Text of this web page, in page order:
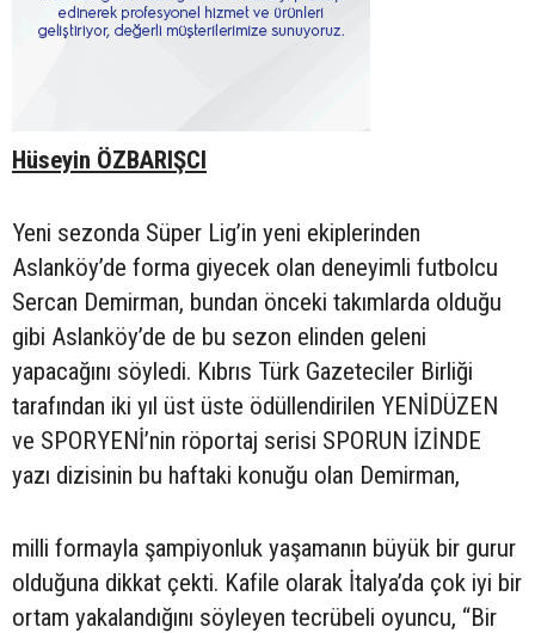
Hüseyin ÖZBARIŞCI
Yeni sezonda Süper Lig’in yeni ekiplerinden
Aslanköy’de forma giyecek olan deneyimli futbolcu
Sercan Demirman, bundan önceki takımlarda olduğu
gibi Aslanköy’de de bu sezon elinden geleni
yapacağını söyledi. Kıbrıs Türk Gazeteciler Birliği
tarafından iki yıl üst üste ödüllendirilen YENİDÜZEN
ve SPORYENİ’nin röportaj serisi SPORUN İZİNDE
yazı dizisinin bu haftaki konuğu olan Demirman,
milli formayla şampiyonluk yaşamanın büyük bir gurur
olduğuna dikkat çekti. Kafile olarak İtalya’da çok iyi bir
ortam yakalandığını söyleyen tecrübeli oyuncu, “Bir